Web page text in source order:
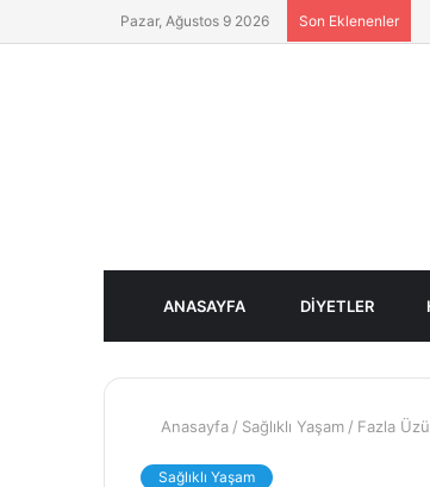
Pazar, Ağustos 9 2026 Son Eklenenler
ANASAYFA DIYETLER
Anasayfa / Sağlıklı Yaşam / Fazla
Sağlıklı Yaşam